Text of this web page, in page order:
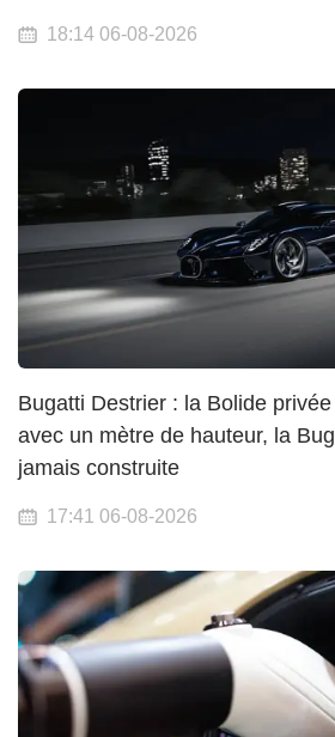
18:14 06-08-2026
Bugatti Destrier : la Bolide privée
avec un mètre de hauteur, la
jamais construite
17:41 06-08-2026